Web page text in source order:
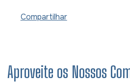
Compartilhar
Aproveite os Nossos